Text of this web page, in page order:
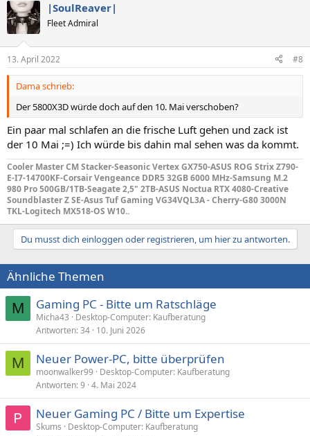
|SoulReaver|
Fleet Admiral
13. April 2022 #8
Dama schrieb:
Der 5800X3D würde doch auf den 10. Mai verschoben?
Ein paar mal schlafen an die frische Luft gehen und zack ist
der 10 Mai ;=) Ich würde bis dahin mal sehen was da kommt.
Cooler Master CM Stacker-Seasonic Vertex GX750-ASUS ROG Strix Z790-
E-I7-14700KF-Corsair Vengeance DDR5 32GB 6000 MHz-Samsung M.2
980 Pro 500GB/1TB-Seagate 2,5" 2TB-ASUS Noctua RTX 4080-Creative
Soundblaster Z SE-Asus Tuf Gaming VG34VQL3A - Cherry-G80 3000N
TKL-Logitech MX518-OS W10..
Du musst dich einloggen oder registrieren, um hier zu antworten.
Ähnliche Themen
M Gaming PC - Bitte um Ratschläge
Micha43
Desktop-Computer: Kaufberatung
Antworten 34 10. Juni 2026
M Neuer Power-PC, bitte überprüfen
moonwalker99
Desktop-Computer: Kaufberatung
Antworten 9 4. Mai 2024
Neuer Gaming PC / Bitte um Expertise
Skums
Desktop-Computer: Kaufberatung